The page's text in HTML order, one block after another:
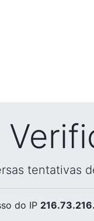
tentativas
do IP